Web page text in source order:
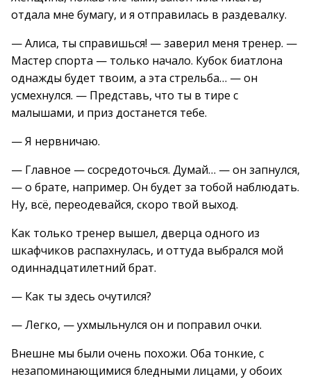
отдала мне бумагу, и я отправилась в раздевалку.
— Алиса, ты справишься! — заверил меня тренер. —
Мастер спорта — только начало. Кубок биатлона
однажды будет твоим, а эта стрельба… — он
усмехнулся. — Представь, что ты в тире с
малышами, и приз достанется тебе.
— Я нервничаю.
— Главное — сосредоточься. Думай… — он запнулся,
— о брате, например. Он будет за тобой наблюдать.
Ну, всё, переодевайся, скоро твой выход.
Как только тренер вышел, дверца одного из
шкафчиков распахнулась, и оттуда выбрался мой
одиннадцатилетний брат.
— Как ты здесь очутился?
— Легко, — ухмыльнулся он и поправил очки.
Внешне мы были очень похожи. Оба тонкие, с
незапоминающимися бледными лицами, у обоих